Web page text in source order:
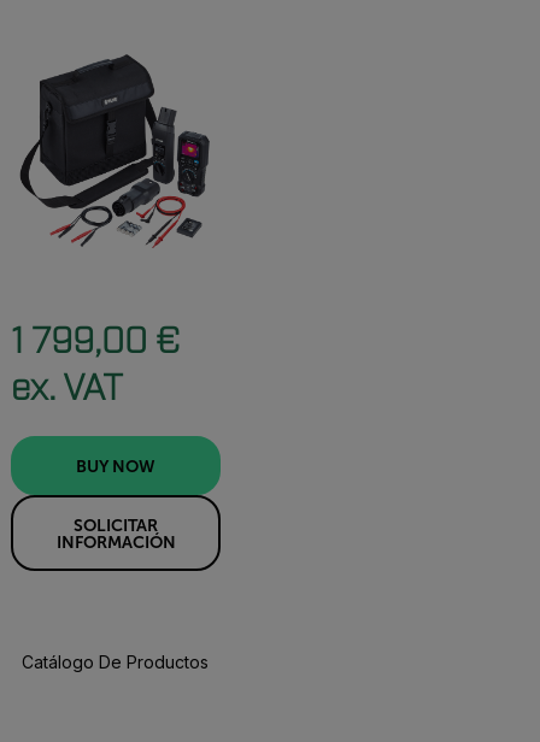
1 799,00 €
ex. VAT
BUY NOW
SOLICITAR
INFORMACIÓN
Catálogo De Productos